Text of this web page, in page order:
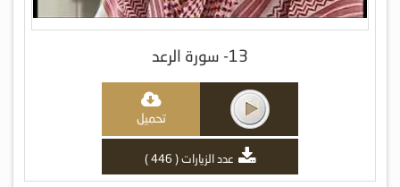
13- سورة الرعد
تحميل
عدد الزيارات ( 446 )